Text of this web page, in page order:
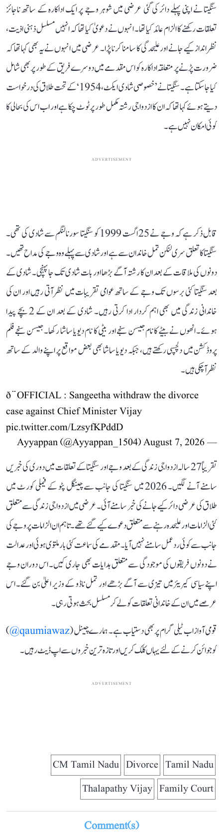
سنگیتا نے اپنی پہلے دائر کی گئی عرضی میں شوہر وجے پر ایک اداکارہ کے ساتھ ناجائز
تعلقات رکھنے کا الزام عائد کیا تھا۔ انہوں نے دعویٰ کیا تھا کہ انہیں مسلسل ذہنی اذیت،
نظر انداز کیے جانے اور علیحدگی کا سامنا کرنا پڑا۔ عرضی میں انہوں نے یہ بھی کہا تھا کہ
ضرورت پڑنے پر متعلقہ اداکارہ کو اس مقدمے میں دوسرے فریق کے طور پر بھی شامل
کیا جا سکتا ہے۔ سنگیتا نے ’خصوصی شادی ایکٹ، 1954‘ کے تحت طلاق کی درخواست
دیتے ہوئے کہا تھا کہ ان کا ازدواجی رشتہ مکمل طور پر ٹوٹ چکا ہے اور اب اس کی بحالی کا
کوئی امکان نہیں ہے۔
ADVERTISEMENT
قابل ذکر ہے کہ وجے نے 25 اگست 1999 کو سنگیتا سورنالنگم سے شادی کی تھی۔
سنگیتا کا تعلق سری لنکن تمل خاندان سے ہے اور شادی سے پہلے وہ وجے کی مداح تھیں۔
دونوں کی ملاقات کے بعد ان کا رشتہ آگے بڑھا اور بات شادی تک جا پہنچی۔ شادی کے
بعد سنگیتا کئی برسوں تک وجے کے ساتھ عوامی تقریبات میں نظر آتی رہیں اور ان کی
خاندانی زندگی میں بھی اہم کردار ادا کرتی رہیں۔ شادی کے بعد ان کے 2 بچے پیدا
ہوئے۔ انھوں نے بیٹے کا نام جیسن سنجے اور بیٹی کا نام دیویا ساشا رکھا۔ جیسن سنجے فلم
پروڈکشن میں دلچسپی رکھتے ہیں، جبکہ دیویا ساشا بھی بعض مواقع پر اپنے والد کے ساتھ
نظر آ چکی ہیں۔
ð¨OFFICIAL : Sangeetha withdraw the divorce
case against Chief Minister Vijay
pic.twitter.com/LzsyfKPddD
— Ayyappan (@Ayyappan_1504)
August 7, 2026
تقریباً 27 سالہ ازدواجی زندگی کے بعد وجے اور سنگیتا کے تعلقات میں دوری کی خبریں
سامنے آنے لگیں۔ 2026 میں سنگیتا کی جانب سے چینگل پٹو کے فیملی کورٹ میں
طلاق کی عرضی دائر کیے جانے کی خبر سامنے آئی۔ عرضی میں ازدواجی زندگی سے متعلق
کئی الزامات اور علیحدہ رہنے سے متعلق دعوے کیے گئے تھے۔ تاہم ان الزامات پر وجے کی
جانب سے کوئی ردعمل سامنے نہیں آیا۔ مقدمے کی سماعت کئی بار ملتوی ہوئی اور عدالت
نے دونوں فریقوں کی موجودگی سے متعلق ہدایات بھی جاری کیں۔ اس دوران وجے
اپنے سیاسی کیریئر میں تیزی سے آگے بڑھے اور تمل ناڈو کے وزیر اعلیٰ بن گئے۔ اس
عرصے میں ان کے خاندانی تعلقات کو لے کر مسلسل بحث ہوتی رہی۔
قومی آواز اب ٹیلی گرام پر بھی دستیاب ہے۔ ہمارے چینل (qaumiawaz@
)
کو جوائن کرنے کے لئے یہاں کلک کریں اور تازہ ترین خبروں سے اپ ڈیٹ رہیں۔
ADVERTISEMENT
Tamil Nadu
Divorce
CM Tamil Nadu
Family Court
Thalapathy Vijay
Comment(s)